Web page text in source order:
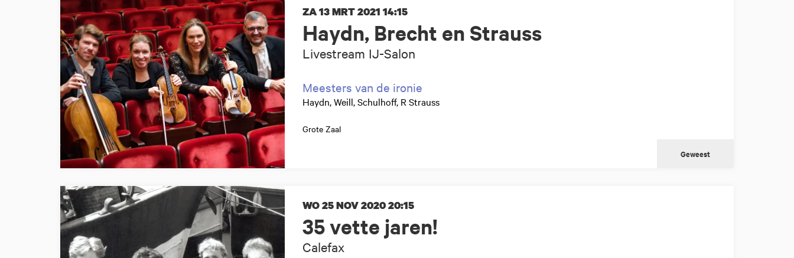
Haydn, Brecht en Strauss
Livestream IJ-Salon
ZA 13 MRT 2021 14:15
Meesters van de ironie
Haydn, Weill, Schulhoff, R Strauss
Grote Zaal
Geweest
35 vette jaren!
Calefax
WO 25 NOV 202020:15